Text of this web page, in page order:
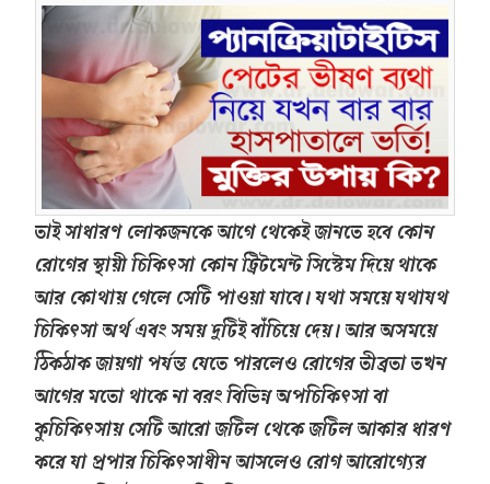
তাই সাধারণ লোকজনকে আগে থেকেই জানতে হবে কোন
রোগের স্থায়ী চিকিৎসা কোন ট্রিটমেন্ট সিস্টেম দিয়ে থাকে
আর কোথায় গেলে সেটি পাওয়া যাবে। যথা সময়ে যথাযথ
চিকিৎসা অর্থ এবং সময় দুটিই বাঁচিয়ে দেয়। আর অসময়ে
ঠিকঠাক জায়গা পর্যন্ত যেতে পারলেও রোগের তীব্রতা তখন
আগের মতো থাকে না বরং বিভিন্ন অপচিকিৎসা বা
কুচিকিৎসায় সেটি আরো জটিল থেকে জটিল আকার ধারণ
করে যা প্রপার চিকিৎসাধীন আসলেও রোগ আরোগ্যের